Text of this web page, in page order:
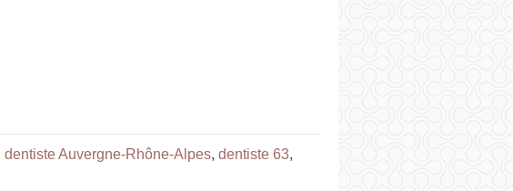
dentiste Auvergne-Rhône-Alpes, dentiste 63,